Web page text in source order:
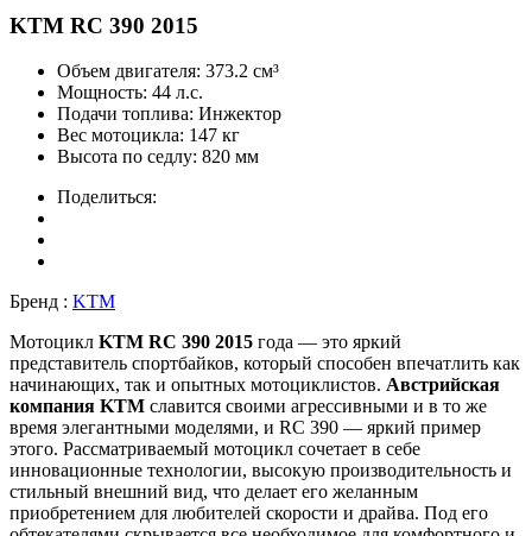
KTM RC 390 2015
Объем двигателя: 373.2 см³
Мощность: 44 л.с.
Подачи топлива: Инжектор
Вес мотоцикла: 147 кг
Высота по седлу: 820 мм
Поделиться:
Бренд : KTM
Мотоцикл KTM RC 390 2015 года — это яркий
представитель спортбайков, который способен впечатлить как
начинающих, так и опытных мотоциклистов. Австрийская
компания KTM славится своими агрессивными и в то же
время элегантными моделями, и RC 390 — яркий пример
этого. Рассматриваемый мотоцикл сочетает в себе
инновационные технологии, высокую производительность и
стильный внешний вид, что делает его желанным
приобретением для любителей скорости и драйва. Под его